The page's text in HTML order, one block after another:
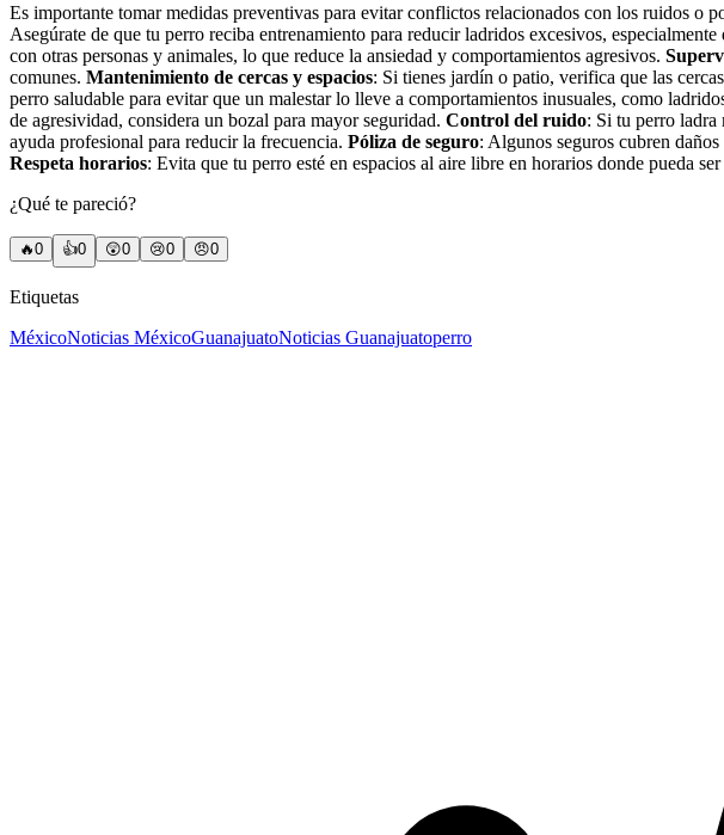
Es importante tomar medidas preventivas para evitar conflictos relacionados con los ruidos o
Asegúrate de que tu perro reciba entrenamiento para reducir ladridos excesivos,
con otras personas y animales, lo que reduce la ansiedad y comportamientos agresivos.
comunes. Mantenimiento de cercas y espacios: Si tienes jardín o patio, verifica que las
perro saludable para evitar que un malestar lo lleve a comportamientos inusuales, como
de agresividad, considera un bozal para mayor seguridad. Control del ruido: Si tu perro ladra
ayuda profesional para reducir la frecuencia. Póliza de seguro: Algunos seguros cubren
Respeta horarios: Evita que tu perro esté en espacios al aire libre en horarios donde pueda
¿Qué te pareció?
🔥0 👍0 😲0 😢0 😠0
Etiquetas
MéxicoNoticias MéxicoGuanajuatoNoticias Guanajuatoperro